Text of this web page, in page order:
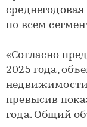
по всем
«Согласно
2025 года,
превысив
года. Общий